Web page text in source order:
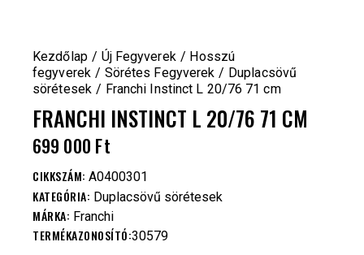
Kezdőlap Új Fegyverek
Hosszú
fegyverek
Sörétes Fegyverek
Duplacsövű
sörétesek
Franchi Instinct L 20/76 71 cm
FRANCHI INSTINCT L 20/76 71 CM
699 000 Ft
CIKKSZÁM: A0400301
KATEGÓRIA: Duplacsövű sörétesek
MÁRKA: Franchi
TERMÉKAZONOSÍTÓ:30579